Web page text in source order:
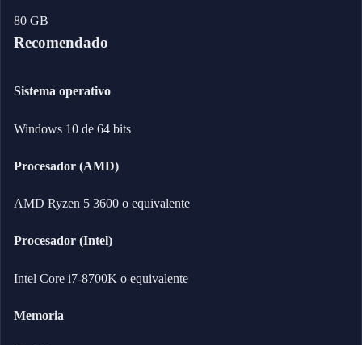
80 GB
Recomendado
Sistema operativo
Windows 10 de 64 bits
Procesador (AMD)
AMD Ryzen 5 3600 o equivalente
Procesador (Intel)
Intel Core i7-8700K o equivalente
Memoria